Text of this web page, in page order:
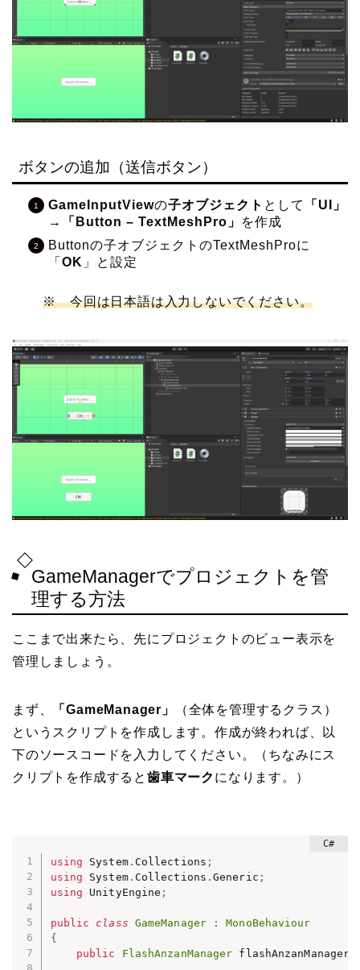
ボタンの追加（送信ボタン）
GameInputViewの子オブジェクト として
「UI」
→
「Button – TextMeshPro」
を作成
Buttonの子オブジェクトのTextMeshProに
「 OK 」と設定
※今回は日本語は入力しないでください。
GameManagerでプロジェクトを管
理する方法
ここまで出来たら、先にプロジェクトのビュー表示を
管理しましょう。
まず、 「GameManager」
（全体を管理するクラス）
というスクリプトを作成します。作成が終われば、以
下のソースコードを入力してください。（ちなみにス
クリプトを作成すると 歯車マーク になります。）
using System. Collections ;
using System. Collections .Generic ;
using UnityEngine ;
public class GameManager :
MonoBehaviour
{
public
FlashAnzanManager flashAnzanManager